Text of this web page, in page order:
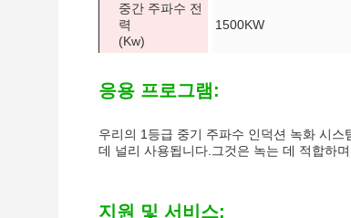
중간 주파수 전
력
(Kw)
1500KW
응용 프로그램:
우리의 1등급 중기 주파수 인덕션 녹화 시
데 널리 사용됩니다.그것은 녹는 데 적합하
지원 및 서비스: